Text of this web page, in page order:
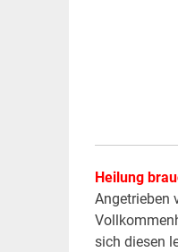
Heilung
Angetrieben
sich diesen